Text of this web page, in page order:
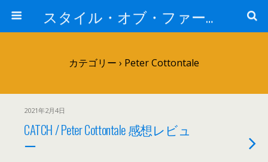
スタイル・オブ・ファー・イースト
カテゴリー › Peter Cottontale
2021年2月4日
CATCH / Peter Cottontale 感想レビュ
ー